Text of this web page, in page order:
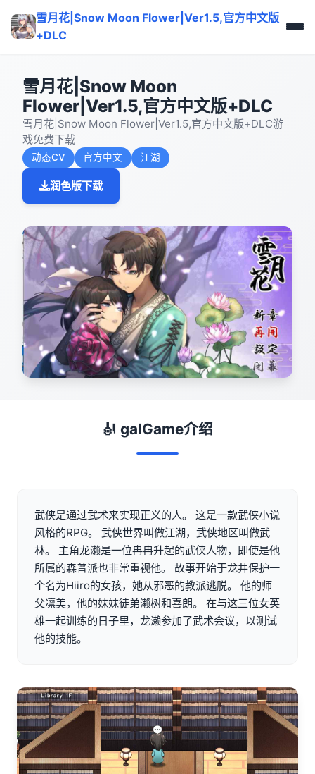
雪月花|Snow Moon Flower|Ver1.5,官方中文版
+DLC
雪月花|Snow Moon
Flower|Ver1.5,官方中文版+DLC
雪月花|Snow Moon Flower|Ver1.5,官方中文版+DLC游
戏免费下载
动态CV 官方中文 江湖
润色版下载
🎻 galGame介绍
武侠是通过武术来实现正义的人。 这是一款武侠小说
风格的RPG。 武侠世界叫做江湖，武侠地区叫做武
林。 主角龙濑是一位冉冉升起的武侠人物，即使是他
所属的森普派也非常重视他。 故事开始于龙井保护一
个名为Hiiro的女孩，她从邪恶的教派逃脱。 他的师
父凛美，他的妹妹徒弟濑树和喜朗。 在与这三位女英
雄一起训练的日子里，龙濑参加了武术会议，以测试
他的技能。